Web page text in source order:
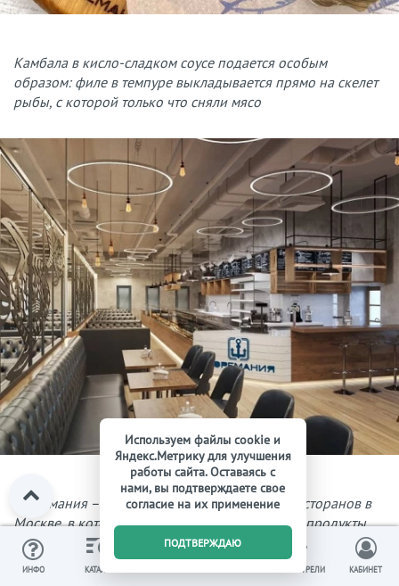
Камбала в кисло-сладком соусе подается особым
образом: филе в темпуре выкладывается прямо на скелет
рыбы, с которой только что сняли мясо
Моремания – сеть демократичных рыбных ресторанов в
Москве, в которых можно купить свежие морепродукты
домой
ИНФО КАТАЛОГ
0
ВЫ СМОТРЕЛИ КАБИНЕТ
Используем файлы cookie и
Яндекс.Метрику для улучшения
работы сайта. Оставаясь с
нами, вы подтверждаете свое
согласие на их применение
ПОДТВЕРЖДАЮ